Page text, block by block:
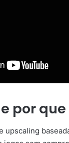
e por
upscaling